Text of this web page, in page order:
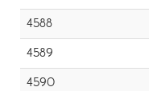
4588
4589
4590